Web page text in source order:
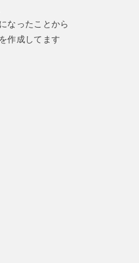
なったことから
作成してます